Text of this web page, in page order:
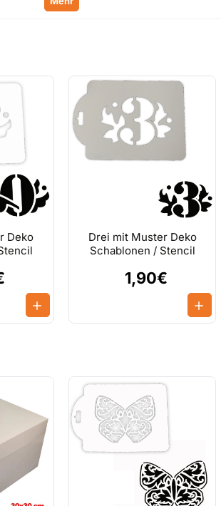
die Schablone befestigen können
Ihre Kreativität den freien Lauf.
Möbel bemalen oder sogar
Deko
Drei mit Muster Deko
Schablonen / Stencil
1,90€